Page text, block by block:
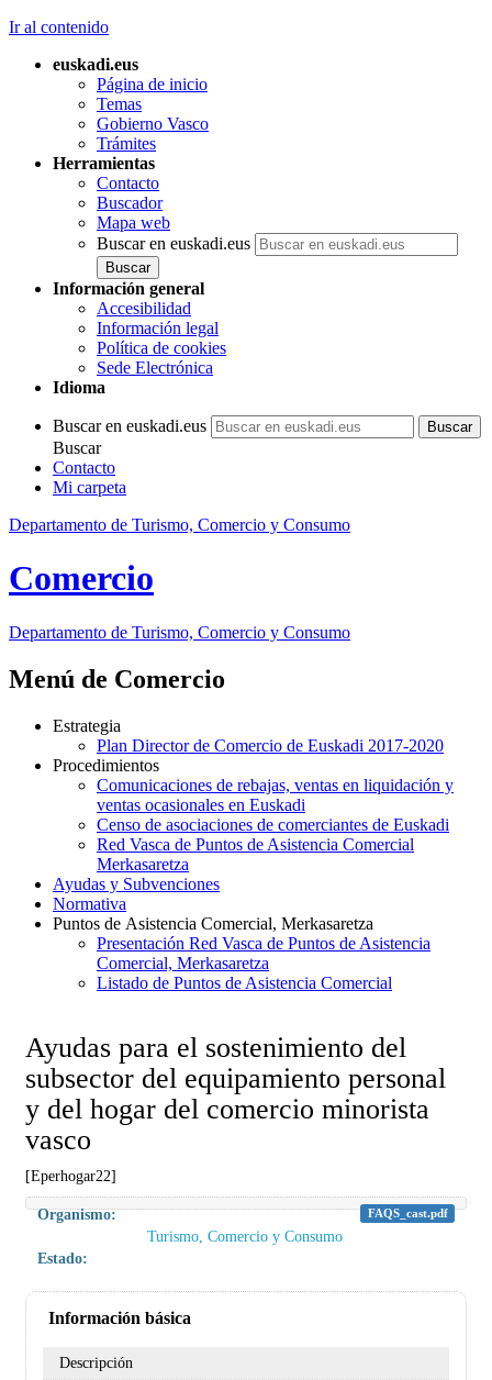
Ir al contenido
euskadi.eus
Página de inicio
Temas
Gobierno Vasco
Trámites
Herramientas
Contacto
Buscador
Mapa web
Buscar en euskadi.eus
Información general
Accesibilidad
Información legal
Política de cookies
Sede Electrónica
Idioma
Buscar en euskadi.eus
Buscar
Contacto
Mi carpeta
Departamento de Turismo, Comercio y Consumo
Comercio
Departamento de Turismo, Comercio y Consumo
Menú de Comercio
Estrategia
Plan Director de Comercio de Euskadi 2017-2020
Procedimientos
Comunicaciones de rebajas, ventas en liquidación y
ventas ocasionales en Euskadi
Censo de asociaciones de comerciantes de Euskadi
Red Vasca de Puntos de Asistencia Comercial
Merkasaretza
Ayudas y Subvenciones
Normativa
Puntos de Asistencia Comercial, Merkasaretza
Presentación Red Vasca de Puntos de Asistencia
Comercial, Merkasaretza
Listado de Puntos de Asistencia Comercial
Ayudas para el sostenimiento del
subsector del equipamiento personal
y del hogar del comercio minorista
vasco
[Eperhogar22]
Organismo:
Turismo, Comercio y Consumo
Estado:
FAQS_cast.pdf
Información básica
Descripción